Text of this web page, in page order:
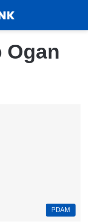
Ogan
PDAM